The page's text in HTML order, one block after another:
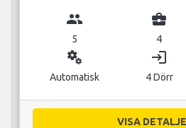
group
5
business_center
4
miscellaneous_services
Automatisk
login
4 Dörr
VISA